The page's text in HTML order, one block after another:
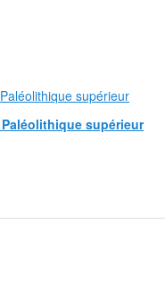
supérieur